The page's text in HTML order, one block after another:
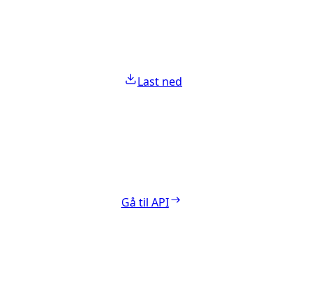
Last ned
Gå til API